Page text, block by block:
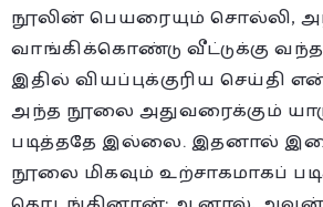
நூலின் பெயரையும் சொல்லி,
வாங்கிக்கொண்டு வீட்டுக்கு
இதில் வியப்புக்குரிய செய்தி
அந்த நூலை அதுவரைக்கும்
படித்ததே இல்லை. இதனால்
நூலை மிகவும் உற்சாகமாகப்